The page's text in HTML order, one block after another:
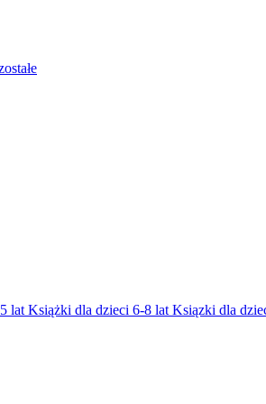
lat Książki dla dzieci 6-8 lat Ksiązki dla